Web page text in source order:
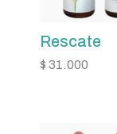
Rescate
$ 31.000